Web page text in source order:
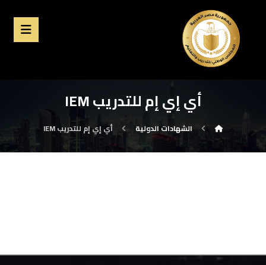
أي إي إم للتدريب IEM
الشهادات الدولية أي إي إم للتدريب IEM